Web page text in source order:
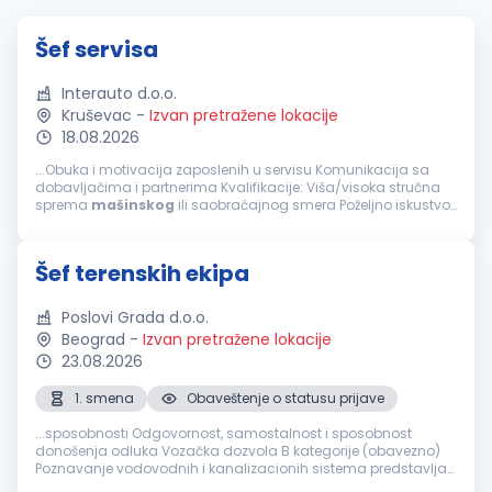
Šef servisa
Interauto d.o.o.
Kruševac - Izvan pretražene lokacije
18.08.2026
...Obuka i motivacija zaposlenih u servisu Komunikacija sa
dobavljačima i partnerima Kvalifikacije: Viša/visoka stručna
sprema mašinskog ili saobraćajnog smera Poželjno iskustvo
Šef terenskih ekipa
Poslovi Grada d.o.o.
Beograd - Izvan pretražene lokacije
23.08.2026
1. smena
Obaveštenje o statusu prijave
...sposobnosti Odgovornost, samostalnost i sposobnost
donošenja odluka Vozačka dozvola B kategorije (obavezno)
Poznavanje vodovodnih i kanalizacionih sistema predstavlja